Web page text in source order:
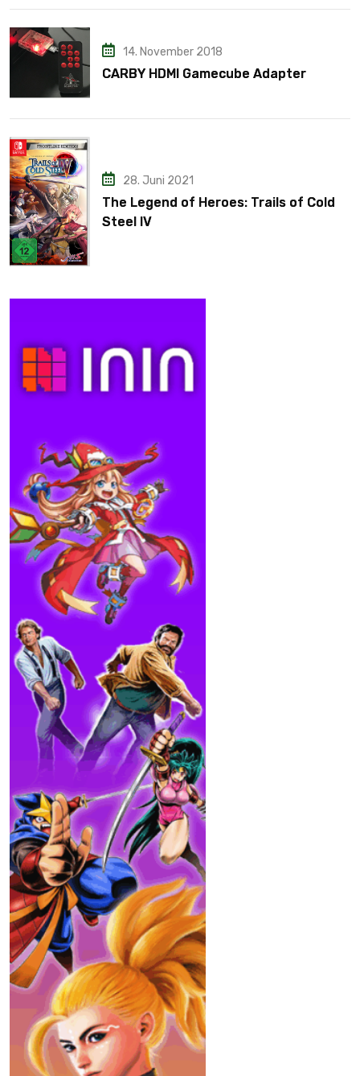
14. November 2018
CARBY HDMI Gamecube Adapter
28. Juni 2021
The Legend of Heroes: Trails of Cold
Steel IV